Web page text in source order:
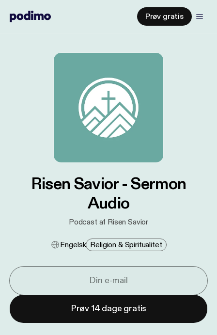
Prøv gratis
Risen Savior - Sermon
Audio
Podcast af Risen Savior
Engelsk Religion & Spiritualitet
Prøv 14 dage gratis